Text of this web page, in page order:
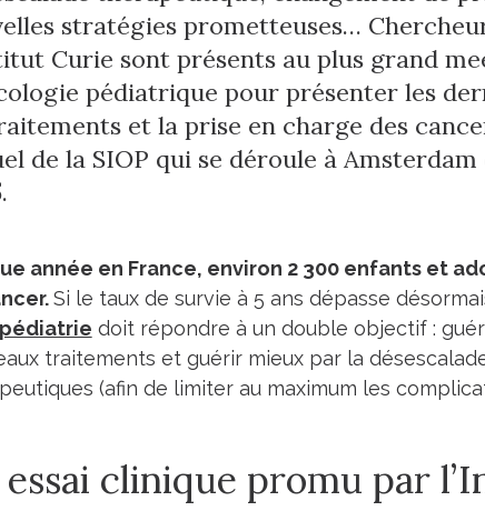
stratégies prometteuses…
Curie sont présents au plus grand
pédiatrique pour présenter les
et la prise en charge des
de la SIOP qui se déroule à
année en France, environ 2 300 enfants et
Si le taux de survie à 5 ans dépasse
doit répondre à un double objectif :
traitements et guérir mieux par la
(afin de limiter au maximum les
clinique promu par